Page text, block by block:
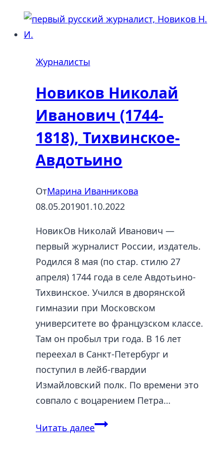
Журналисты
Новиков Николай
Иванович (1744-
1818), Тихвинское-
Авдотьино
ОтМарина Иванникова
08.05.201901.10.2022
НовикОв Николай Иванович —
первый журналист России, издатель.
Родился 8 мая (по стар. стилю 27
апреля) 1744 года в селе Авдотьино-
Тихвинское. Учился в дворянской
гимназии при Московском
университете во французском классе.
Там он пробыл три года. В 16 лет
переехал в Санкт-Петербург и
поступил в лейб-гвардии
Измайловский полк. По времени это
совпало с воцарением Петра…
Читать далееНовиков